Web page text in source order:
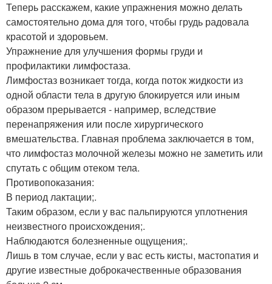
Теперь расскажем, какие упражнения можно делать
самостоятельно дома для того, чтобы грудь радовала
красотой и здоровьем.
Упражнение для улучшения формы груди и
профилактики лимфостаза.
Лимфостаз возникает тогда, когда поток жидкости из
одной области тела в другую блокируется или иным
образом прерывается - например, вследствие
перенапряжения или после хирургического
вмешательства. Главная проблема заключается в том,
что лимфостаз молочной железы можно не заметить или
спутать с общим отеком тела.
Противопоказания:
В период лактации;.
Таким образом, если у вас пальпируются уплотнения
неизвестного происхождения;.
Наблюдаются болезненные ощущения;.
Лишь в том случае, если у вас есть кисты, мастопатия и
другие известные доброкачественные образования